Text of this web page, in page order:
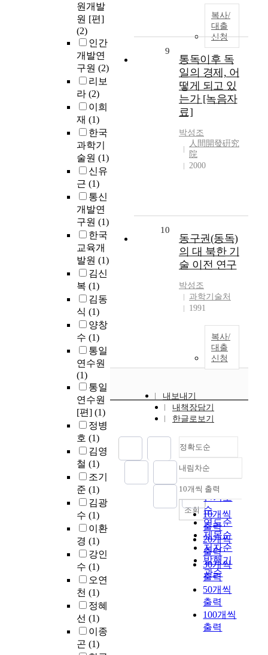
원개발
원 [편]
(2)
인간
개발연
구원 (2)
리보
라 (2)
이희
재 (1)
한국
과학기
술원 (1)
신유
근 (1)
통신
개발연
구원 (1)
한국
교육개
발원 (1)
김신
복 (1)
김동
식 (1)
양창
수 (1)
통일
연수원
(1)
통일
연수원
[편] (1)
정병
호 (1)
김영
철 (1)
조기
준 (1)
김광
수 (1)
이환
경 (1)
강인
수 (1)
오연
천 (1)
정혜
선 (1)
이종
곤 (1)
복사/
대출
신청
9
통독이후 독
일의 경제, 어
떻게 되고 있
는가 [녹음자
료]
박성조
人間開發硏究
院
2000
10
동구권(동독)
의 대 북한 기
술 이전 연구
박성조
과학기술처
1991
복사/
대출
신청
내보내기
내책장담기
한글로보기
정확도순
정확도
순
인기도
순
연도순
제목순
저자순
발행기
관순
내림차순
내림차순
10개씩 출력
10개씩
출력
20개씩
출력
30개씩
출력
50개씩
출력
100개씩
출력
조회